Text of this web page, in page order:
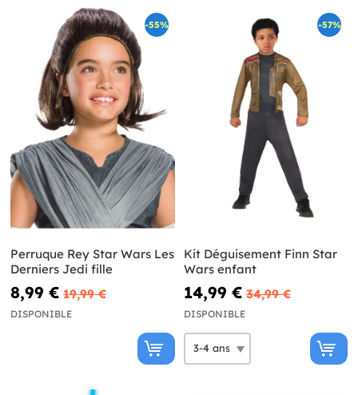
-55%
Perruque Rey Star Wars Les
Derniers Jedi fille
8,99 € 19,99 €
DISPONIBLE
-57%
Kit Déguisement Finn Star
Wars enfant
14,99 € 34,99 €
DISPONIBLE